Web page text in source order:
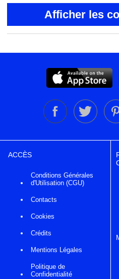
Afficher les
ACCÈS
Conditions Générales
d'Utilisation (CGU)
Contacts
Cookies
Crédits
Mentions Légales
Politique de
Confidentialité